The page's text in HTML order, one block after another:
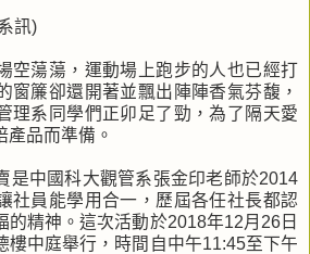
訊)
空蕩蕩，運動場上跑步的人也已經打
窗簾卻還開著並飄出陣陣香氣芬馥，
理系同學們正卯足了勁，為了隔天愛
產品而準備。
是中國科大觀管系張金印老師於2014
社員能學用合一，歷屆各任社長都認
的精神。這次活動於2018年12月26日
樓中庭舉行，時間自中午11:45至下午